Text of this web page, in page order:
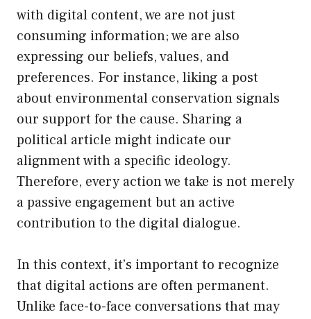
with digital content, we are not just
consuming information; we are also
expressing our beliefs, values, and
preferences. For instance, liking a post
about environmental conservation signals
our support for the cause. Sharing a
political article might indicate our
alignment with a specific ideology.
Therefore, every action we take is not merely
a passive engagement but an active
contribution to the digital dialogue.
In this context, it’s important to recognize
that digital actions are often permanent.
Unlike face-to-face conversations that may